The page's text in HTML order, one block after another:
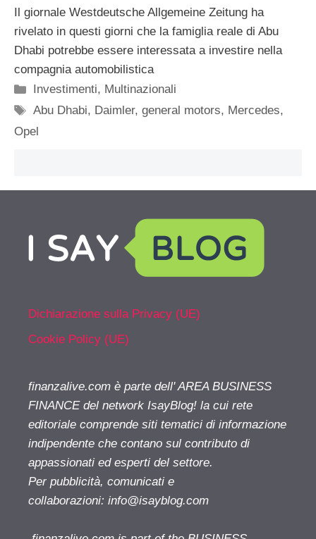
Il giornale Westdeutsche Allgemeine Zeitung ha
rivelato in questi giorni che la famiglia reale di Abu
Dhabi potrebbe essere interessata a investire nella
compagnia automobilistica
Categorie
Investimenti, Multinazionali
Tag
Abu Dhabi, Daimler,general motors, Mercedes,
Opel
Dichiarazione sulla Privacy (UE)
Cookie Policy (UE)
finanzalive.com è parte dell' AREA BUSINESS
FINANCE del network IsayBlog! la cui rete
editoriale comprende siti tematici di informazione
indipendente che contano sul contributo di
appassionati ed esperti del settore.
Per pubblicità, comunicati e
collaborazioni: info@isayblog.com